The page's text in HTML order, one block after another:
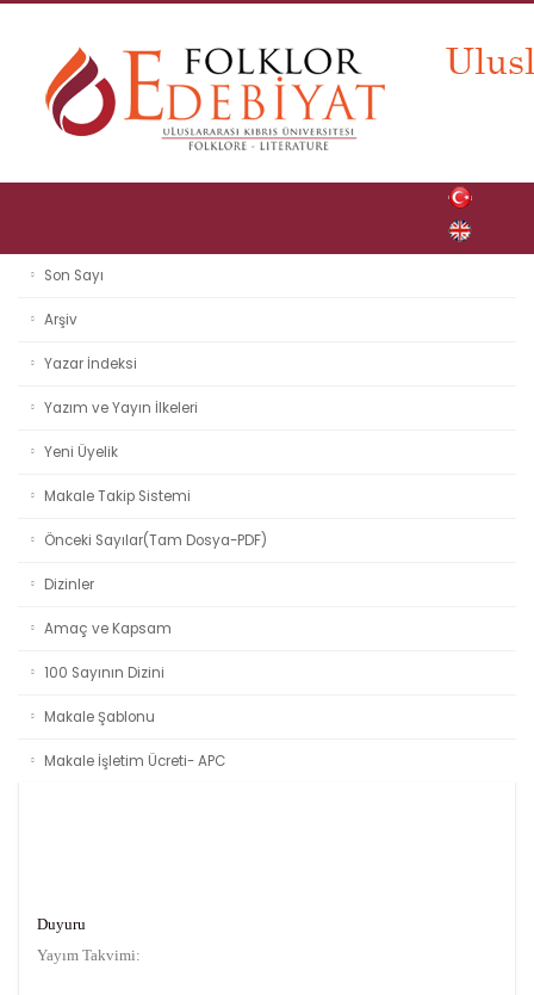
Son Sayı
Arşiv
Yazar İndeksi
Yazım ve Yayın İlkeleri
Yeni Üyelik
Makale Takip Sistemi
Önceki Sayılar(Tam Dosya-PDF)
Dizinler
Amaç ve Kapsam
100 Sayının Dizini
Makale Şablonu
Makale İşletim Ücreti- APC
Duyuru
Yayım Takvimi: